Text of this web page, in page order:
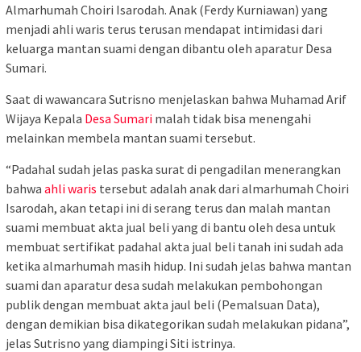
Almarhumah Choiri Isarodah. Anak (Ferdy Kurniawan) yang
menjadi ahli waris terus terusan mendapat intimidasi dari
keluarga mantan suami dengan dibantu oleh aparatur Desa
Sumari.
Saat di wawancara Sutrisno menjelaskan bahwa Muhamad Arif
Wijaya Kepala Desa Sumari malah tidak bisa menengahi
melainkan membela mantan suami tersebut.
“Padahal sudah jelas paska surat di pengadilan menerangkan
bahwa ahli waris tersebut adalah anak dari almarhumah Choiri
Isarodah, akan tetapi ini di serang terus dan malah mantan
suami membuat akta jual beli yang di bantu oleh desa untuk
membuat sertifikat padahal akta jual beli tanah ini sudah ada
ketika almarhumah masih hidup. Ini sudah jelas bahwa mantan
suami dan aparatur desa sudah melakukan pembohongan
publik dengan membuat akta jaul beli (Pemalsuan Data),
dengan demikian bisa dikategorikan sudah melakukan pidana”,
jelas Sutrisno yang diampingi Siti istrinya.